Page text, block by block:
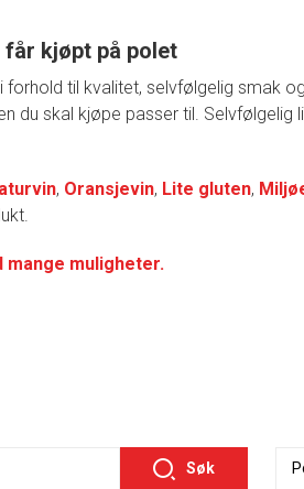
kjøpt på polet
til kvalitet, selvfølgelig smak
du skal kjøpe passer til. Selvfølgelig
, Oransjevin, Lite gluten,
mange muligheter.
Søk